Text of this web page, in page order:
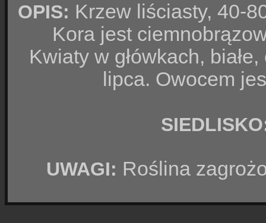
OPIS: Krzew liściasty, 40-
Kora jest
Kwiaty w główkach,
lipca. Owocem
UWAGI: Roślina